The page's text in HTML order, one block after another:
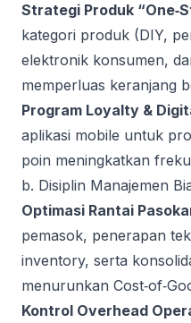
Strategi Produk
kategori produk (DIY,
elektronik konsumen,
memperluas keranjang
Program Loyalty &
aplikasi mobile untuk
poin meningkatkan
b. Disiplin Manajemen
Optimasi Rantai
pemasok, penerapan
inventory, serta
menurunkan
Kontrol Overhead